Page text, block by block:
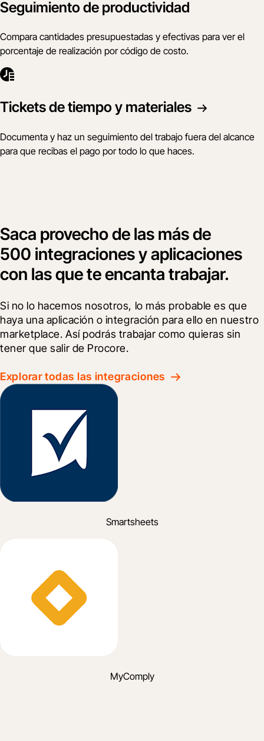
Seguimiento de productividad
Compara cantidades presupuestadas y efectivas para ver el
porcentaje de realización por código de costo.
Tickets de tiempo y materiales
Documenta y haz un seguimiento del trabajo fuera del alcance
para que recibas el pago por todo lo que haces.
Saca provecho de las más de
500 integraciones y aplicaciones
con las que te encanta trabajar.
Si no lo hacemos nosotros, lo más probable es que
haya una aplicación o integración para ello en nuestro
marketplace. Así podrás trabajar como quieras sin
tener que salir de Procore.
Explorar todas las integraciones
Smartsheets
MyComply